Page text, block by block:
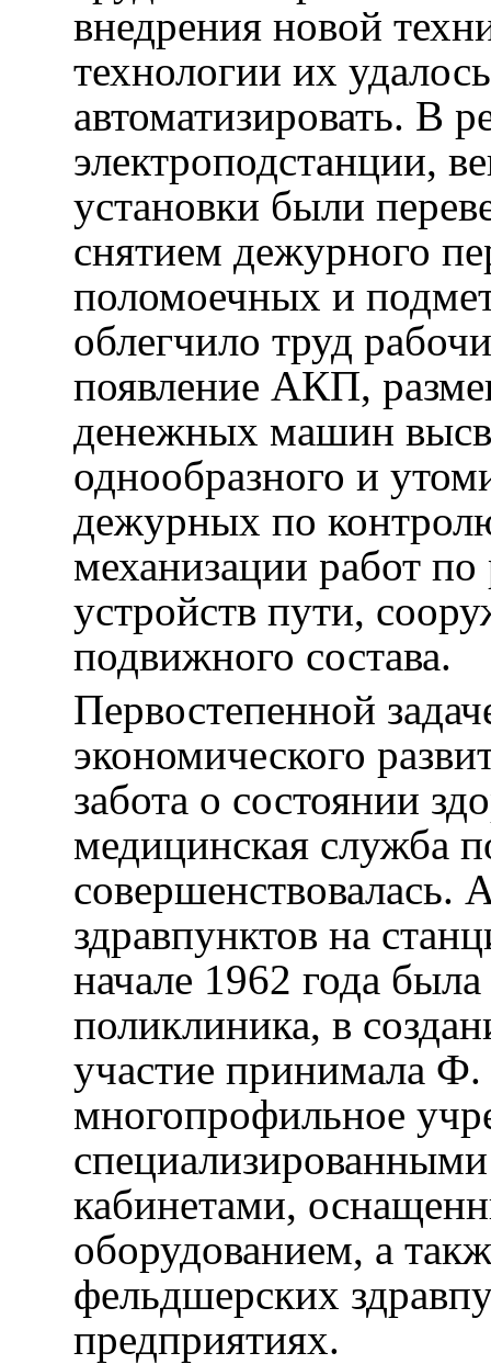
внедрения новой
технологии их
автоматизировать. В
электроподстанции,
установки были
снятием дежурного
поломоечных и
облегчило труд
появление АКП,
денежных машин
однообразного и
дежурных по
механизации работ
устройств пути,
подвижного состава.
Первостепенной
экономического
забота о состоянии
медицинская служба
совершенствовалась.
здравпунктов на
начале 1962 года
поликлиника, в
участие принимала
многопрофильное
кабинетами,
оборудованием, а
фельдшерских
предприятиях.